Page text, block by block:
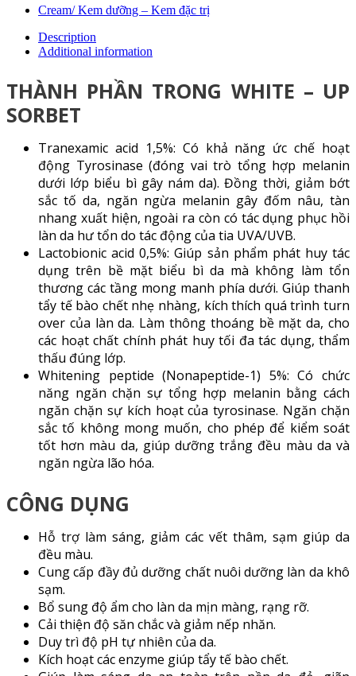
Cream/ Kem dưỡng – Kem đặc trị
Description
Additional information
THÀNH PHẦN TRONG WHITE – UP
SORBET
Tranexamic acid 1,5%: Có khả năng ức chế hoạt
động Tyrosinase (đóng vai trò tổng hợp melanin
dưới lớp biểu bì gây nám da). Đồng thời, giảm bớt
sắc tố da, ngăn ngừa melanin gây đốm nâu, tàn
nhang xuất hiện, ngoài ra còn có tác dụng phục hồi
làn da hư tổn do tác động của tia UVA/UVB.
Lactobionic acid 0,5%: Giúp sản phẩm phát huy tác
dụng trên bề mặt biểu bì da mà không làm tổn
thương các tầng mong manh phía dưới. Giúp thanh
tẩy tế bào chết nhẹ nhàng, kích thích quá trình turn
over của làn da. Làm thông thoáng bề mặt da, cho
các hoạt chất chính phát huy tối đa tác dụng, thẩm
thấu đúng lớp.
Whitening peptide (Nonapeptide-1) 5%: Có chức
năng ngăn chặn sự tổng hợp melanin bằng cách
ngăn chặn sự kích hoạt của tyrosinase. Ngăn chặn
sắc tố không mong muốn, cho phép để kiểm soát
tốt hơn màu da, giúp dưỡng trắng đều màu da và
ngăn ngừa lão hóa.
CÔNG DỤNG
Hỗ trợ làm sáng, giảm các vết thâm, sạm giúp da
đều màu.
Cung cấp đầy đủ dưỡng chất nuôi dưỡng làn da khô
sạm.
Bổ sung độ ẩm cho làn da mịn màng, rạng rỡ.
Cải thiện độ săn chắc và giảm nếp nhăn.
Duy trì độ pH tự nhiên của da.
Kích hoạt các enzyme giúp tẩy tế bào chết.